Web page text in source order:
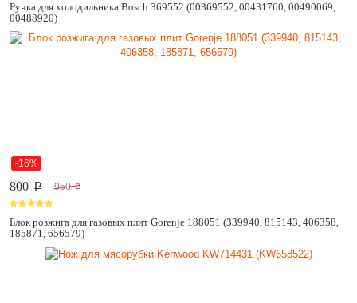
Ручка для холодильника Bosch 369552 (00369552, 00431760, 00490069,
00488920)
-16%
800 p 950 p
Блок розжига для газовых плит Gorenje 188051 (339940, 815143, 406358,
185871, 656579)